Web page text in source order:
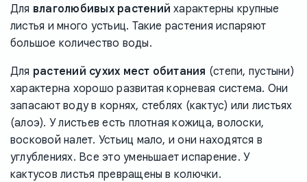
Для влаголюбивых растений характерны крупные
листья и много устьиц. Такие растения испаряют
большое количество воды.
Для растений сухих мест обитания (степи, пустыни)
характерна хорошо развитая корневая система. Они
запасают воду в корнях, стеблях (кактус) или листьях
(алоэ). У листьев есть плотная кожица, волоски,
восковой налет. Устьиц мало, и они находятся в
углублениях. Все это уменьшает испарение. У
кактусов листья превращены в колючки.